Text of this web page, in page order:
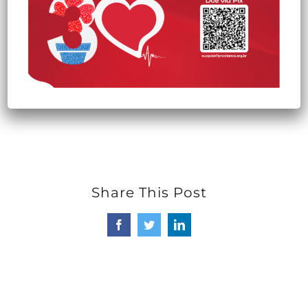
avaliação cardiológica foi detectada uma Ampla
Comunicação Interatrial (CIA) e Pequeno Canal
Arterial (PCA). Lavynia foi submetida a uma
Share This Post
FacebookTwitterLinkedIn